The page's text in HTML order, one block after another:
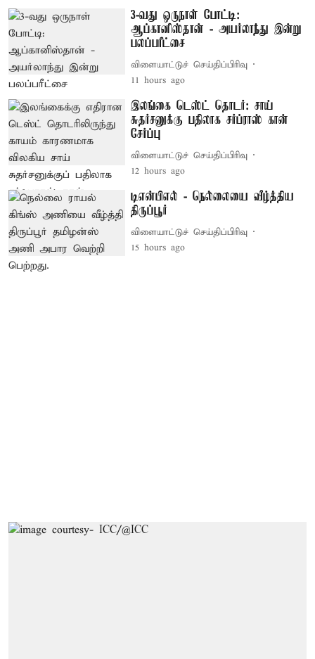
3-வது ஒருநாள் போட்டி:
ஆப்கானிஸ்தான் - அயர்லாந்து இன்று
பலப்பரீட்சை
விளையாட்டுச் செய்திப்பிரிவு
11 hours ago
இலங்கை டெஸ்ட் தொடர்: சாய்
சுதர்சனுக்கு பதிலாக சர்ப்ராஸ் கான்
சேர்ப்பு
விளையாட்டுச் செய்திப்பிரிவு
12 hours ago
டிஎன்பிஎல் - நெல்லையை வீழ்த்திய
திருப்பூர்
விளையாட்டுச் செய்திப்பிரிவு
15 hours ago